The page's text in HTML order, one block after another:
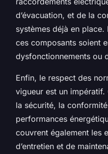
d’évacuation, et de la
systèmes déjà en
ces composants soient
dysfonctionnements ou
Enfin, le respect des
vigueur est un impératif.
la sécurité, la
performances
couvrent également les
d’entretien et de